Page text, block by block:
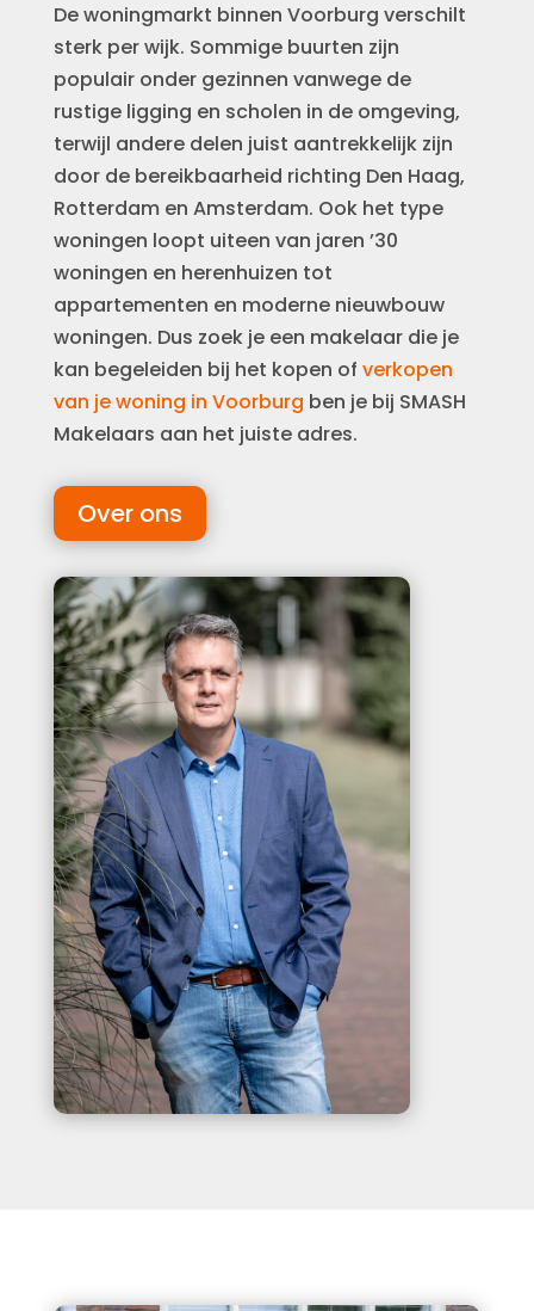
De woningmarkt binnen Voorburg verschilt
sterk per wijk. Sommige buurten zijn
populair onder gezinnen vanwege de
rustige ligging en scholen in de omgeving,
terwijl andere delen juist aantrekkelijk zijn
door de bereikbaarheid richting Den Haag,
Rotterdam en Amsterdam. Ook het type
woningen loopt uiteen van jaren ’30
woningen en herenhuizen tot
appartementen en moderne nieuwbouw
woningen. Dus zoek je een makelaar die je
kan begeleiden bij het kopen of verkopen
van je woning in Voorburg ben je bij SMASH
Makelaars aan het juiste adres.
Over ons